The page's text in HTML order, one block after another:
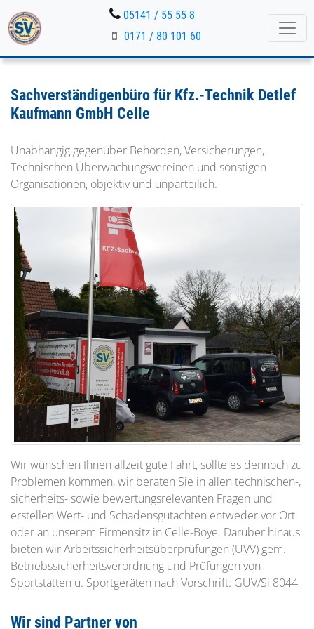
05141 / 55 55 8
0171 / 80 101 60
Sachverständigenbüro für Kfz.-Technik Detlef
Kaufmann GmbH Celle
Unabhängig gegenüber Behörden, Versicherungen,
Technischen Überwachungsvereinen und sonstigen
Organisationen, objektiv und unparteilich.
Wir wünschen Ihnen allzeit gute Fahrt, sollte es dennoch zu
Problemen kommen, wir beraten Sie in allen technischen-,
sicherheits- sowie bewertungsrelevanten Fragen und
erstellen Wert- und Schadensgutachten entweder vor Ort
oder an unserem Firmensitz in Celle-Boye. Darüber hinaus
bieten wir Arbeitssicherheitsüberprüfungen (UVV) gem.
Betriebssicherheitsverordnung und Prüfungen von
Sportstätten u. Sportgeräten nach Vorschrift: GUV/Si 8044
Wir sind Partner von